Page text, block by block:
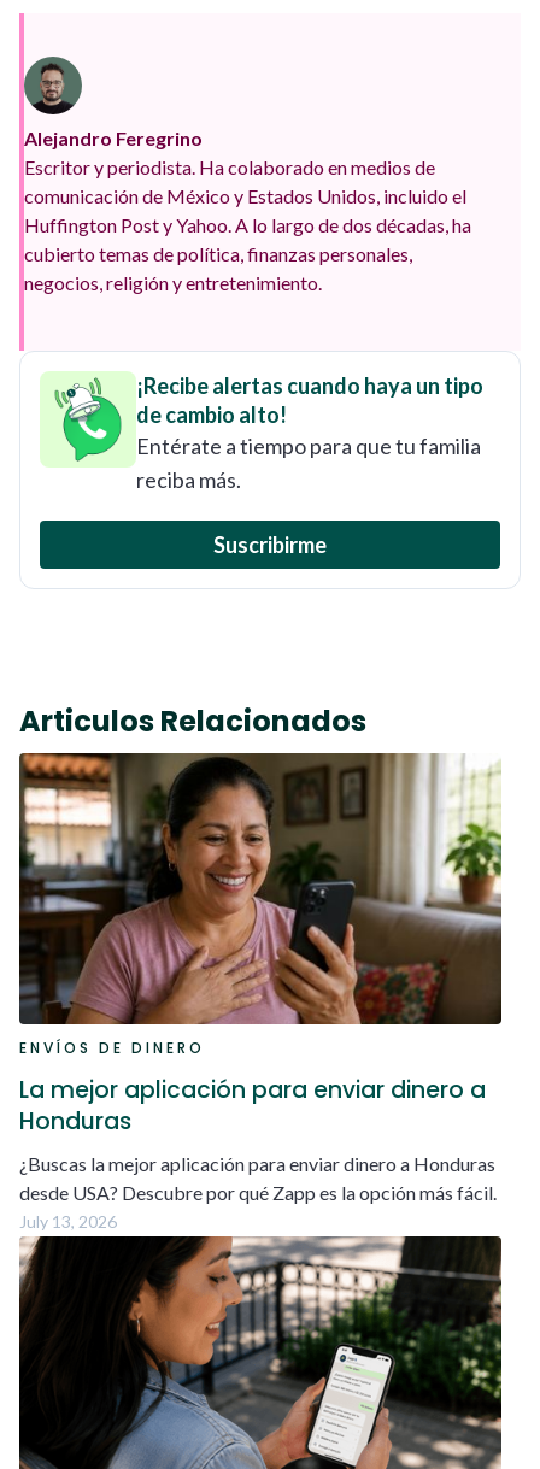
Alejandro Feregrino
Escritor y periodista. Ha colaborado en medios de
comunicación de México y Estados Unidos, incluido el
Huffington Post y Yahoo. A lo largo de dos décadas, ha
cubierto temas de política, finanzas personales,
negocios, religión y entretenimiento.
¡Recibe alertas cuando haya un tipo
de cambio alto!
Entérate a tiempo para que tu familia
reciba más.
Suscribirme
Articulos Relacionados
ENVÍOS DE DINERO
La mejor aplicación para enviar dinero a
Honduras
¿Buscas la mejor aplicación para enviar dinero a Honduras
desde USA? Descubre por qué Zapp es la opción más fácil.
July 13, 2026